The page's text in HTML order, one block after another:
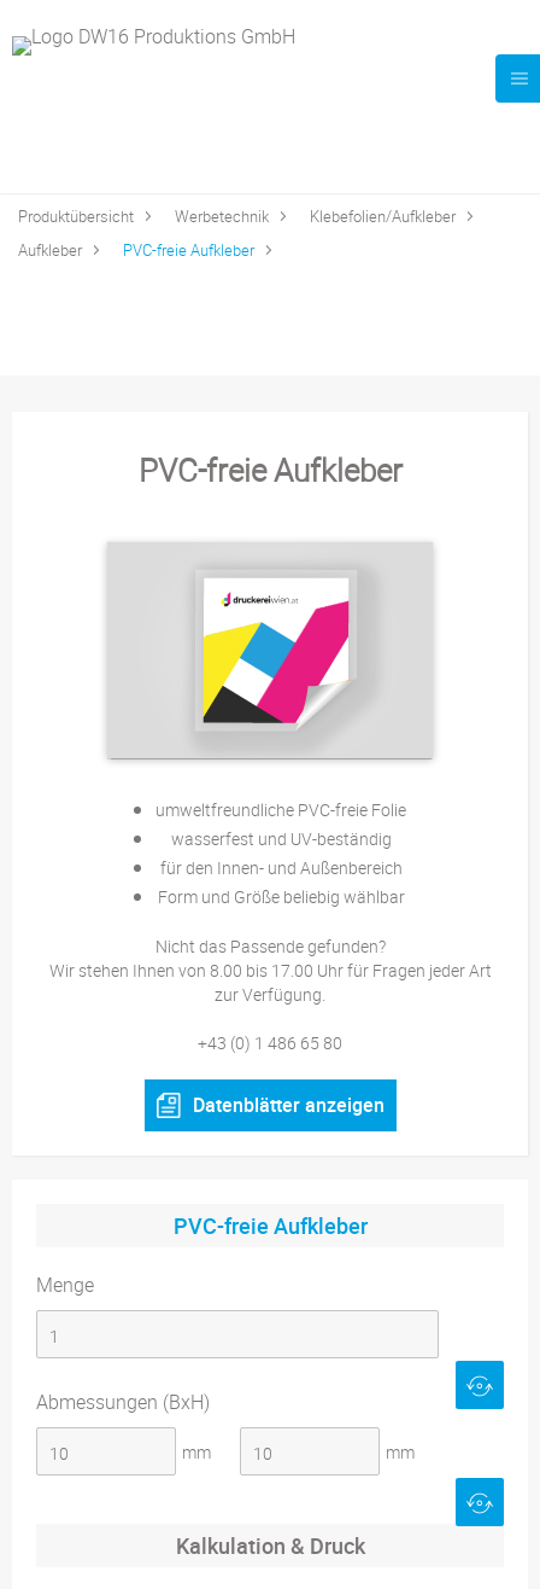
Produktübersicht Werbetechnik
Klebefolien/Aufkleber
Aufkleber
PVC-freie Aufkleber
PVC-freie Aufkleber
umweltfreundliche PVC-freie Folie
wasserfest und UV-beständig
für den Innen- und Außenbereich
Form und Größe beliebig wählbar
Nicht das Passende gefunden?
Wir stehen Ihnen von 8.00 bis 17.00 Uhr für Fragen jeder Art
zur Verfügung.
+43 (0) 1 486 65 80
Datenblätter anzeigen
PVC-freie Aufkleber
Menge
Abmessungen (BxH)
mm mm
Kalkulation & Druck